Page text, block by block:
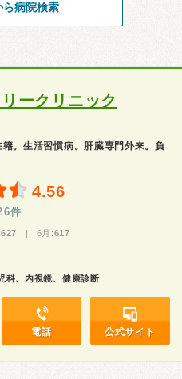
ら病院検索
ークリニック
。生活習慣病。肝臓専門外来。負
4.56
件
627 | 6月:617
科、内視鏡、健康診断
電話 公式サイト